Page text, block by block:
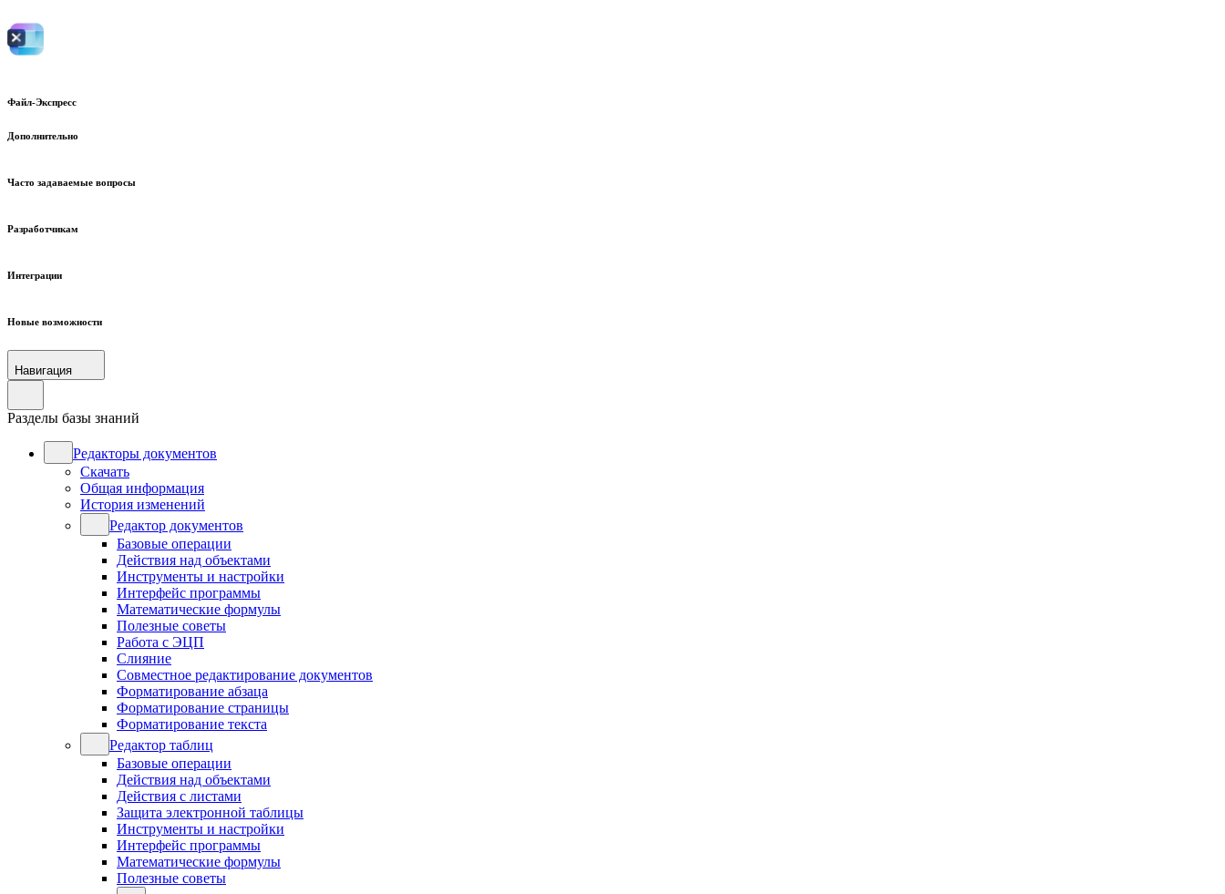
Файл-Экспресс
Дополнительно
Часто задаваемые вопросы
Разработчикам
Интеграции
Новые возможности
Навигация
Разделы базы знаний
Редакторы документов
Скачать
Общая информация
История изменений
Редактор документов
Базовые операции
Действия над объектами
Инструменты и настройки
Интерфейс программы
Математические формулы
Полезные советы
Работа с ЭЦП
Слияние
Совместное редактирование документов
Форматирование абзаца
Форматирование страницы
Форматирование текста
Редактор таблиц
Базовые операции
Действия над объектами
Действия с листами
Защита электронной таблицы
Инструменты и настройки
Интерфейс программы
Математические формулы
Полезные советы